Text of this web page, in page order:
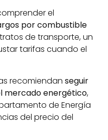
el
por combustible
de transporte, un
tarifas cuando el
recomiendan seguir
mercado energético,
de Energía
del precio del